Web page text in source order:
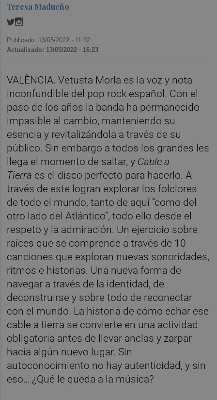
Teresa Madueño
Publicado: 13/05/2022 · 11:32
Actualizado: 13/05/2022 · 16:23
VALÈNCIA. Vetusta Morla es la voz y nota
inconfundible del pop rock español. Con el
paso de los años la banda ha permanecido
impasible al cambio, manteniendo su
esencia y revitalizándola a través de su
público. Sin embargo a todos los grandes les
llega el momento de saltar, y Cable a
Tierra es el disco perfecto para hacerlo. A
través de este logran explorar los folclores
de todo el mundo, tanto de aquí “como del
otro lado del Atlántico”, todo ello desde el
respeto y la admiración. Un ejercicio sobre
raíces que se comprende a través de 10
canciones que exploran nuevas sonoridades,
ritmos e historias. Una nueva forma de
navegar a través de la identidad, de
deconstruirse y sobre todo de reconectar
con el mundo. La historia de cómo echar ese
cable a tierra se convierte en una actividad
obligatoria antes de llevar anclas y zarpar
hacia algún nuevo lugar. Sin
autoconocimiento no hay autenticidad, y sin
eso… ¿Qué le queda a la música?